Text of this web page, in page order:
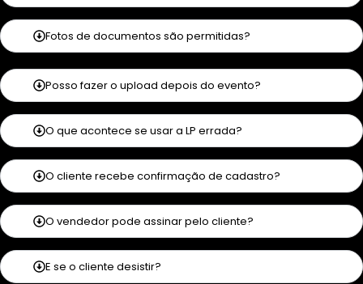
Fotos de documentos são permitidas?
Posso fazer o upload depois do evento?
O que acontece se usar a LP errada?
O cliente recebe confirmação de cadastro?
O vendedor pode assinar pelo cliente?
E se o cliente desistir?